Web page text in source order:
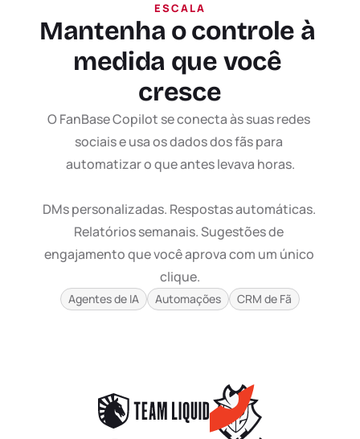
ESCALA
Mantenha o controle à
medida que você
cresce
O FanBase Copilot se conecta às suas redes
sociais e usa os dados dos fãs para
automatizar o que antes levava horas.
DMs personalizadas. Respostas automáticas.
Relatórios semanais. Sugestões de
engajamento que você aprova com um único
clique.
Agentes de IA Automações CRM de Fã